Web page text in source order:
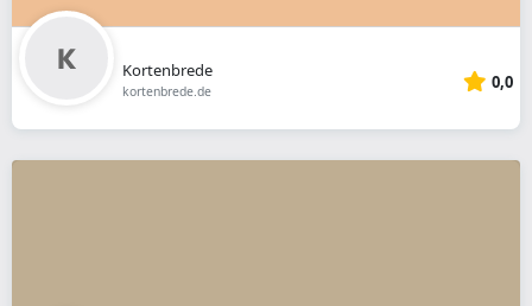
Kortenbrede
kortenbrede.de 0,0